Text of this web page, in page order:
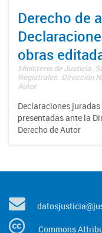
Derecho de
obras
Ministerio de Justicia.
Registrales. Dirección
Autor
Declaraciones
presentadas ante la
Derecho de Autor
Commons